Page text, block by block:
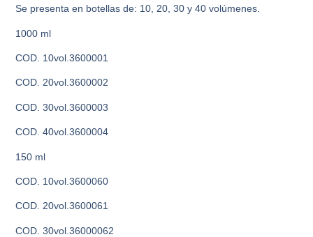
Se presenta en botellas de: 10, 20, 30 y 40 volúmenes.
1000 ml
COD. 10vol.3600001
COD. 20vol.3600002
COD. 30vol.3600003
COD. 40vol.3600004
150 ml
COD. 10vol.3600060
COD. 20vol.3600061
COD. 30vol.36000062